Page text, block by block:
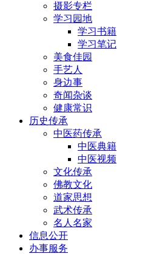
摄影专栏
学习园地
学习书籍
学习笔记
美食佳园
手艺人
身边事
奇闻杂谈
健康常识
历史传承
中医药传承
中医典籍
中医视频
文化传承
佛教文化
道家思想
武术传承
名人名家
信息公开
办事服务